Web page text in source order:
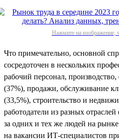
Нажмите на изображение,
Что примечательно, основной
сосредоточен в нескольких
рабочий персонал,
(37%), продажи, обслуживание
(33,5%), строительство и
работодатели из разных
за одних и тех же людей на
на вакансии ИТ-специалистов